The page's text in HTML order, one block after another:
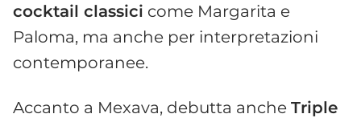
cocktail classici come Margarita e
Paloma, ma anche per interpretazioni
contemporanee.
Accanto a Mexava, debutta anche Triple